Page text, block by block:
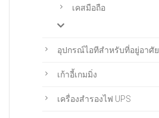
เคสมือถือ
อุปกรณ์ไอทีสำหรับที่อยู่อาศัย
เก้าอี้เกมมิ่ง
เครื่องสำรองไฟ UPS